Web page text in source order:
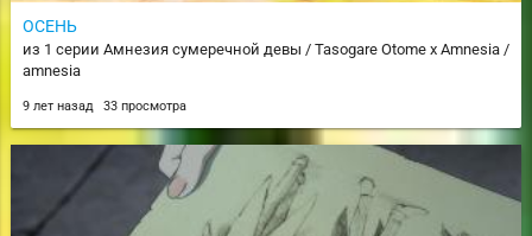
ОСЕНЬ
из 1 серии Амнезия сумеречной девы / Tasogare Otome x Amnesia /
amnesia
9 лет назад 33 просмотра